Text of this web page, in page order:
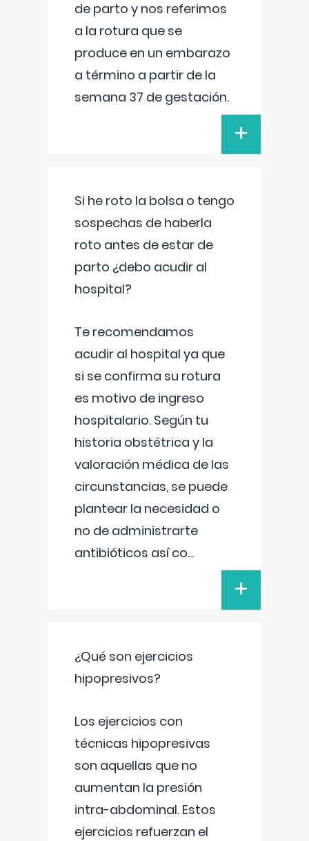
de parto y nos referimos
a la rotura que se
produce en un embarazo
a término a partir de la
semana 37 de gestación.
+
Si he roto la bolsa o tengo
sospechas de haberla
roto antes de estar de
parto ¿debo acudir al
hospital?
Te recomendamos
acudir al hospital ya que
si se confirma su rotura
es motivo de ingreso
hospitalario. Según tu
historia obstétrica y la
valoración médica de las
circunstancias, se puede
plantear la necesidad o
no de administrarte
antibióticos así co...
+
¿Qué son ejercicios
hipopresivos?
Los ejercicios con
técnicas hipopresivas
son aquellas que no
aumentan la presión
intra-abdominal. Estos
ejercicios refuerzan el